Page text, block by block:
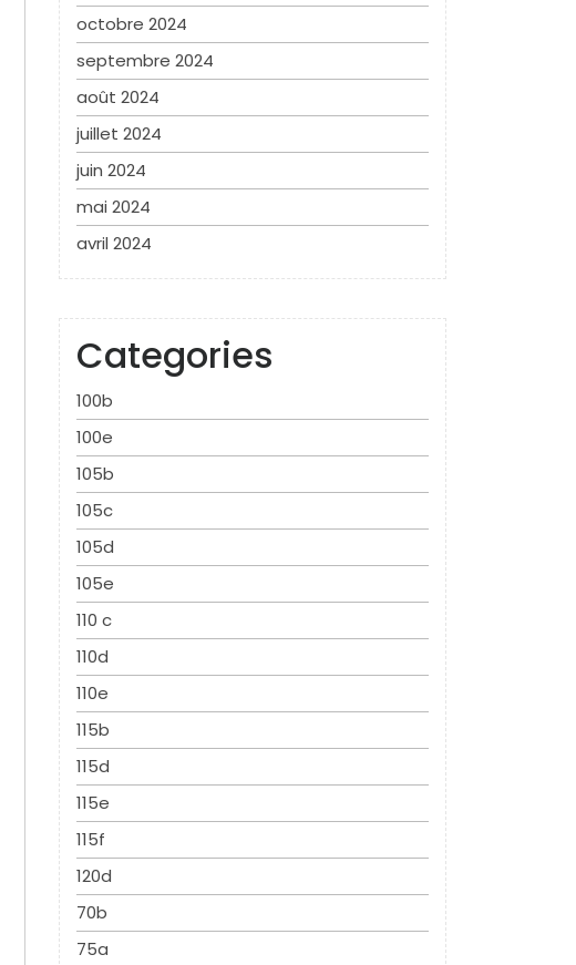
octobre 2024
septembre 2024
août 2024
juillet 2024
juin 2024
mai 2024
avril 2024
Categories
100b
100e
105b
105c
105d
105e
110 c
110d
110e
115b
115d
115e
115f
120d
70b
75a